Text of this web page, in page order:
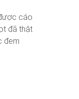
cáo
đã thật
đem